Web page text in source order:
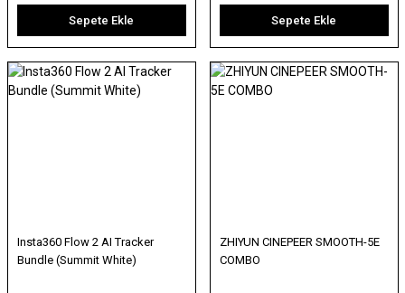
Sepete Ekle Sepete Ekle
Insta360 Flow 2 AI Tracker
Bundle (Summit White)
ZHIYUN CINEPEER SMOOTH-5E
COMBO